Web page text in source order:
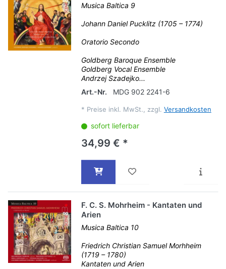
Musica Baltica 9
Johann Daniel Pucklitz (1705 – 1774)
Oratorio Secondo
Goldberg Baroque Ensemble
Goldberg Vocal Ensemble
Andrzej Szadejko...
Art.-Nr.
MDG 902 2241-6
* Preise inkl. MwSt., zzgl. Versandkosten
sofort lieferbar
34,99 € *
F. C. S. Mohrheim - Kantaten und
Arien
Musica Baltica 10
Friedrich Christian Samuel Morhheim
(1719 – 1780)
Kantaten und Arien